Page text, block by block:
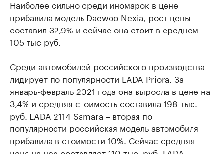
Наиболее сильно среди иномарок в цене
прибавила модель Daewoo Nexia, рост цены
составил 32,9% и сейчас она стоит в среднем
105 тыс руб.
Среди автомобилей российского производства
лидирует по популярности LADA Priora. За
январь-февраль 2021 года она выросла в цене на
3,4% и средняя стоимость составила 198 тыс.
руб. LADA 2114 Samara – вторая по
популярности российская модель автомобиля
прибавила в стоимости 10%. Сейчас средняя